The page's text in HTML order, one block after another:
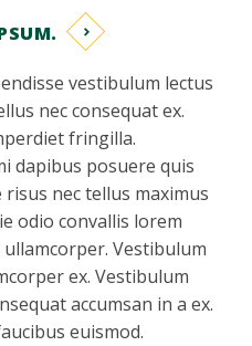
vestibulum lectus
nec consequat ex.
fringilla.
dapibus posuere quis
nec tellus maximus
odio convallis lorem
Vestibulum
ex. Vestibulum
accumsan in a ex.
euismod.